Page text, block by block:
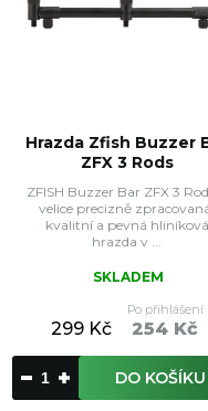
Hrazda Zfish Buzzer
ZFX 3 Rods
ZFISH Buzzer Bar ZFX 3
velice precizně
kvalitní a pevná hliníková
hrazda v ...
SKLADEM
299 Kč
Po přihlášení
254 Kč
DO KOŠÍKU